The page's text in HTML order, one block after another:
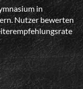
in
Nutzer bewerten